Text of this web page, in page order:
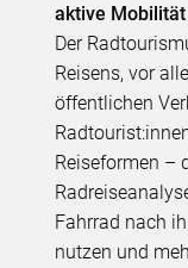
aktive
Der
Reisens, vor
öffentlichen
Reiseformen –
Fahrrad nach
nutzen und